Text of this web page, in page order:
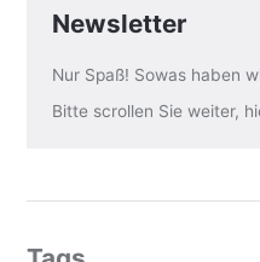
Newsletter
Nur Spaß! Sowas haben
Bitte scrollen Sie weiter,